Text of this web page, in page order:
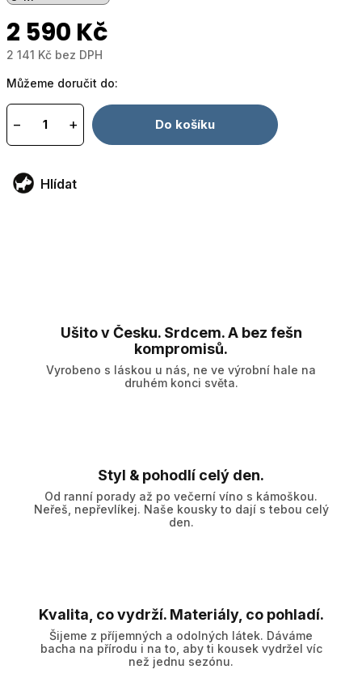
2 590 Kč
2 141 Kč bez DPH
cena:
Můžeme doručit do:
+
− Do košíku
Hlídat
Ušito v Česku. Srdcem. A bez fešn
kompromisů.
Vyrobeno s láskou u nás, ne ve výrobní hale na
druhém konci světa.
Styl & pohodlí celý den.
Od ranní porady až po večerní víno s kámoškou.
Neřeš, nepřevlíkej. Naše kousky to dají s tebou celý
den.
Kvalita, co vydrží. Materiály, co pohladí.
Šijeme z příjemných a odolných látek. Dáváme
bacha na přírodu i na to, aby ti kousek vydržel víc
než jednu sezónu.